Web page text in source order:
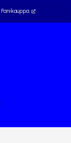
Fanikauppa